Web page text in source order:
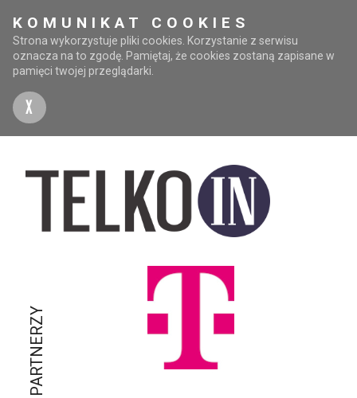
KOMUNIKAT COOKIES
Strona wykorzystuje pliki cookies. Korzystanie z serwisu
oznacza na to zgodę. Pamiętaj, że cookies zostaną zapisane w
pamięci twojej przeglądarki.
X
PARTNERZY